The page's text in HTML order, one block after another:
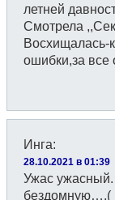
летней
Смотрела
Восхищалась-
ошибки,за все
Инга:
28.10.2021 в 01:39
Ужас
бездомную…,(